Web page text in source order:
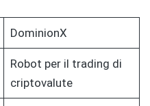
DominionX
Robot per il trading di
criptovalute